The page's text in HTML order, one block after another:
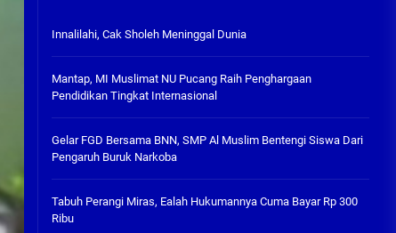
Mantap, MI Muslimat NU
Pucang Raih Penghargaan
Pendidikan Tingkat
Internasional
06/08/2026
Gelar FGD Bersama BNN, SMP Al
Muslim Bentengi Siswa Dari
05/08/2026
Integritas
Innalilahi, Cak Sholeh Meninggal Dunia
Mantap, MI Muslimat NU Pucang Raih Penghargaan
Pendidikan Tingkat Internasional
Gelar FGD Bersama BNN, SMP Al Muslim Bentengi Siswa Dari
Pengaruh Buruk Narkoba
Tabuh Perangi Miras, Ealah Hukumannya Cuma Bayar Rp 300
Ribu